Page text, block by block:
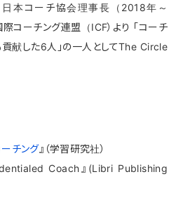
本コーチ協会理事長（2018年～
コーチング連盟（ICF）より 「コーチ
献した6人」の一人としてThe Circle
チング』（学習研究社）
Coach』(Libri Publishing